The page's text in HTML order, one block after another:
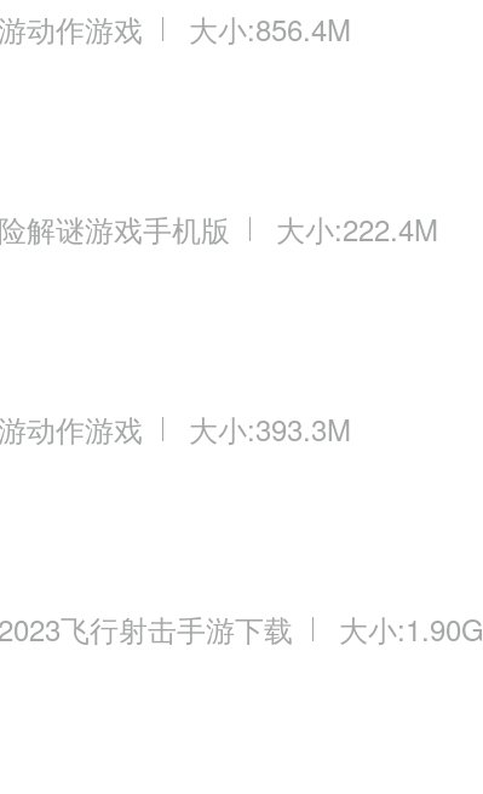
动作游戏 大小:856.4M
解谜游戏手机版 大小:222.4M
动作游戏 大小:393.3M
飞行射击手游下载 大小:1.90G